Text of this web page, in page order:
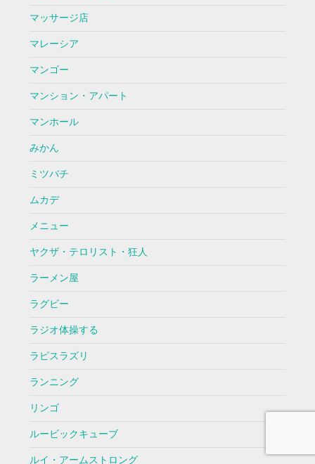
マッサージ店
マレーシア
マンゴー
マンション・アパート
マンホール
みかん
ミツバチ
ムカデ
メニュー
ヤクザ・テロリスト・狂人
ラーメン屋
ラグビー
ラジオ体操する
ラピスラズリ
ランニング
リンゴ
ルービックキューブ
ルイ・アームストロング